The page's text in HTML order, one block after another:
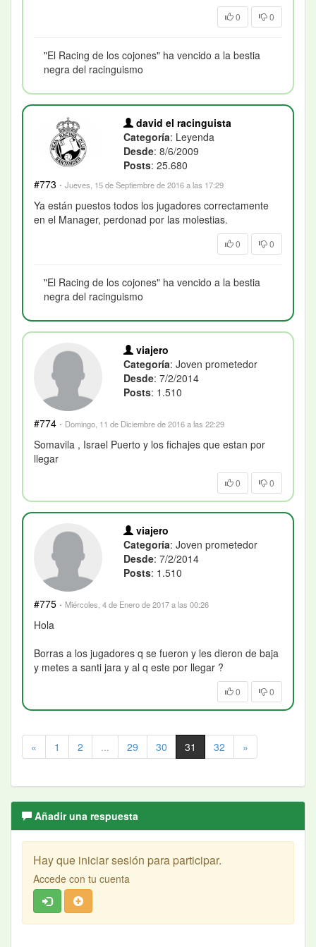
0 0
"El Racing de los cojones" ha vencido a la bestia
negra del racinguismo
david el racinguista
Categoría: Leyenda
Desde: 8/6/2009
Posts: 25.680
#773 · Jueves, 15 de Septiembre de 2016 a las 17:29
Ya están puestos todos los jugadores correctamente
en el Manager, perdonad por las molestias.
0 0
"El Racing de los cojones" ha vencido a la bestia
negra del racinguismo
viajero
Categoría: Joven prometedor
Desde: 7/2/2014
Posts: 1.510
#774 · Domingo, 11 de Diciembre de 2016 a las 22:29
Somavila , Israel Puerto y los fichajes que estan por
llegar
0 0
viajero
Categoría: Joven prometedor
Desde: 7/2/2014
Posts: 1.510
#775 · Miércoles, 4 de Enero de 2017 a las 00:26
Hola
Borras a los jugadores q se fueron y les dieron de baja
y metes a santi jara y al q este por llegar ?
0 0
« 1 2 ... 29 30 31 32 »
Añadir una respuesta
Hay que iniciar sesión para participar.
Accede con tu cuenta